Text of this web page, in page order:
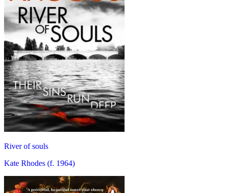
River of souls
Kate Rhodes (f. 1964)